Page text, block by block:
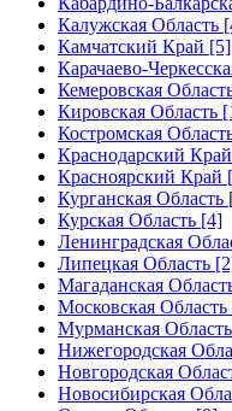
Калужская Область
Камчатский Край [5]
Карачаево-
Кемеровская
Кировская Область
Костромская
Краснодарский
Красноярский Край
Курганская Область
Курская Область [4]
Ленинградская
Липецкая Область
Магаданская
Московская
Мурманская
Нижегородская
Новгородская
Новосибирская